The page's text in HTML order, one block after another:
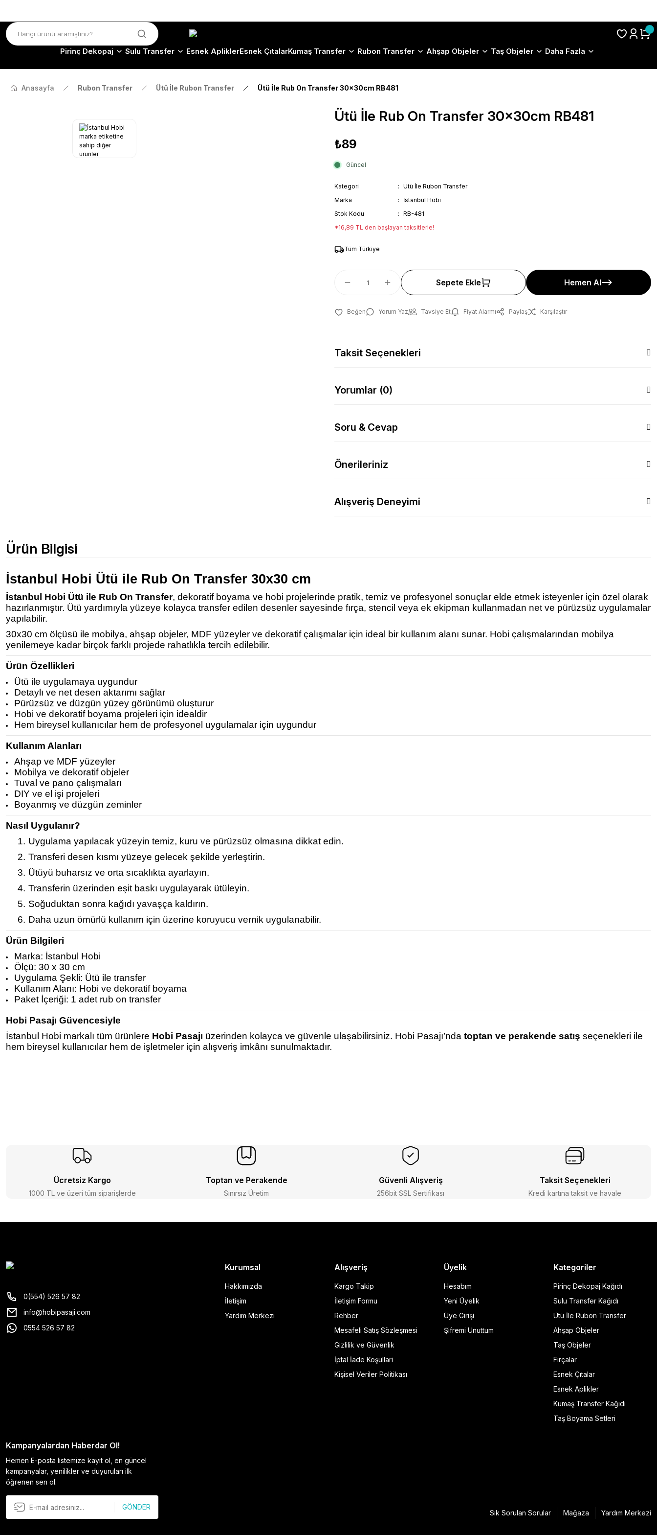
Pirinç Dekopaj Sulu Transfer Esnek ApliklerEsnek ÇıtalarKumaş Transfer Rubon Transfer Ahşap Objeler Taş Objeler Daha Fazla
Anasayfa Rubon Transfer Ütü İle Rubon Transfer Ütü İle Rub On Transfer 30x30cm RB481
Ütü İle Rub On Transfer 30x30cm RB481
₺89
Güncel
Kategori
Ütü İle Rubon Transfer
Marka
İstanbul Hobi
Stok Kodu
RB-481
*16,89 TL den başlayan taksitlerle!
Tüm Türkiye
Sepete Ekle Hemen Al
Yorum Yaz Tavsiye Et Fiyat Alarmı Paylaş Karşılaştır
Taksit Seçenekleri
Yorumlar (0)
Soru & Cevap
Önerileriniz
Alışveriş Deneyimi
Ürün Bilgisi
İstanbul Hobi Ütü ile Rub On Transfer 30x30 cm
İstanbul Hobi Ütü ile Rub On Transfer, dekoratif boyama ve hobi projelerinde pratik, temiz ve profesyonel sonuçlar elde etmek isteyenler için özel olarak
hazırlanmıştır. Ütü yardımıyla yüzeye kolayca transfer edilen desenler sayesinde fırça, stencil veya ek ekipman kullanmadan net ve pürüzsüz uygulamalar
yapılabilir.
30x30 cm ölçüsü ile mobilya, ahşap objeler, MDF yüzeyler ve dekoratif çalışmalar için ideal bir kullanım alanı sunar. Hobi çalışmalarından mobilya
yenilemeye kadar birçok farklı projede rahatlıkla tercih edilebilir.
Ürün Özellikleri
Ütü ile uygulamaya uygundur
Detaylı ve net desen aktarımı sağlar
Pürüzsüz ve düzgün yüzey görünümü oluşturur
Hobi ve dekoratif boyama projeleri için idealdir
Hem bireysel kullanıcılar hem de profesyonel uygulamalar için uygundur
Kullanım Alanları
Ahşap ve MDF yüzeyler
Mobilya ve dekoratif objeler
Tuval ve pano çalışmaları
DIY ve el işi projeleri
Boyanmış ve düzgün zeminler
Nasıl Uygulanır?
1. Uygulama yapılacak yüzeyin temiz, kuru ve pürüzsüz olmasına dikkat edin.
2. Transferi desen kısmı yüzeye gelecek şekilde yerleştirin.
3. Ütüyü buharsız ve orta sıcaklıkta ayarlayın.
4. Transferin üzerinden eşit baskı uygulayarak ütüleyin.
5. Soğuduktan sonra kağıdı yavaşça kaldırın.
6. Daha uzun ömürlü kullanım için üzerine koruyucu vernik uygulanabilir.
Ürün Bilgileri
Marka: İstanbul Hobi
Ölçü: 30 x 30 cm
Uygulama Şekli: Ütü ile transfer
Kullanım Alanı: Hobi ve dekoratif boyama
Paket İçeriği: 1 adet rub on transfer
Hobi Pasajı Güvencesiyle
İstanbul Hobi markalı tüm ürünlere Hobi Pasajı üzerinden kolayca ve güvenle ulaşabilirsiniz. Hobi Pasajı’nda toptan ve perakende satış seçenekleri ile
hem bireysel kullanıcılar hem de işletmeler için alışveriş imkânı sunulmaktadır.
Ücretsiz Kargo
1000 TL ve üzeri tüm siparişlerde
Toptan ve Perakende
Sınırsız Üretim
Güvenli Alışveriş
256bit SSL Sertifikası
Taksit Seçenekleri
Kredi kartına taksit ve havale
0(554) 526 57 82
info@hobipasaji.com
0554 526 57 82
Kurumsal
Hakkımızda
İletişim
Yardım Merkezi
Alışveriş
Kargo Takip
İletişim Formu
Rehber
Mesafeli Satış Sözleşmesi
Gizlilik ve Güvenlik
İptal İade Koşullari
Kişisel Veriler Politikası
Üyelik
Hesabım
Yeni Üyelik
Üye Girişi
Şifremi Unuttum
Kategoriler
Pirinç Dekopaj Kağıdı
Sulu Transfer Kağıdı
Ütü İle Rubon Transfer
Ahşap Objeler
Taş Objeler
Fırçalar
Esnek Çıtalar
Esnek Aplikler
Kumaş Transfer Kağıdı
Taş Boyama Setleri
Kampanyalardan Haberdar Ol!
Hemen E-posta listemize kayıt ol, en güncel
kampanyalar, yenilikler ve duyuruları ilk
öğrenen sen ol.
GÖNDER
Sık Sorulan Sorular Mağaza Yardım Merkezi